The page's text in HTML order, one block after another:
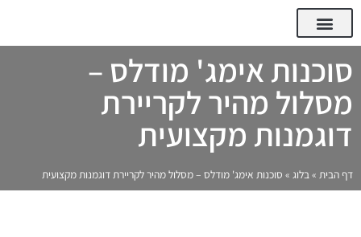
סוכנות אימג' מודלס –
מסלול מהיר לקריירת
דוגמנות מקצועית
דף הבית »בלוג » סוכנות אימג' מודלס – מסלול מהיר לקריירת דוגמנות מקצועית